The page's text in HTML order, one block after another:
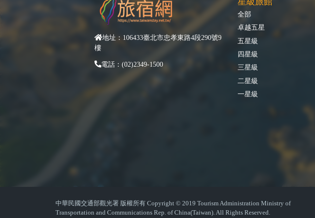
地址：106433臺北市忠孝東路4段290號9
樓
電話：(02)2349-1500
全部
卓越五星
五星級
四星級
三星級
二星級
一星級
中華民國交通部觀光署 版權所有 Copyright © 2019 Tourism Administration Ministry of
Transportation and Communications Rep. of China(Taiwan). All Rights Reserved.